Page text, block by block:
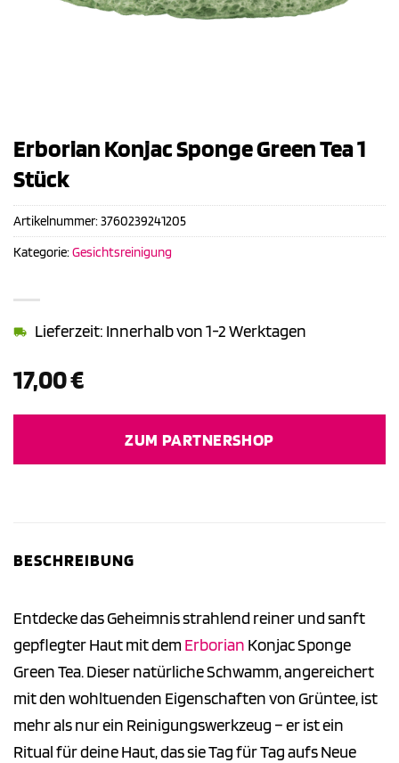
Erborian Konjac Sponge Green Tea 1
Stück
17,00€
Lieferzeit: Innerhalb von 1-2 Werktagen
ZUM PARTNERSHOP
Artikelnummer: 3760239241205
Kategorie: Gesichtsreinigung
BESCHREIBUNG
Entdecke das Geheimnis strahlend reiner und sanft
gepflegter Haut mit dem Erborian Konjac Sponge
Green Tea. Dieser natürliche Schwamm, angereichert
mit den wohltuenden Eigenschaften von Grüntee, ist
mehr als nur ein Reinigungswerkzeug – er ist ein
Ritual für deine Haut, das sie Tag für Tag aufs Neue